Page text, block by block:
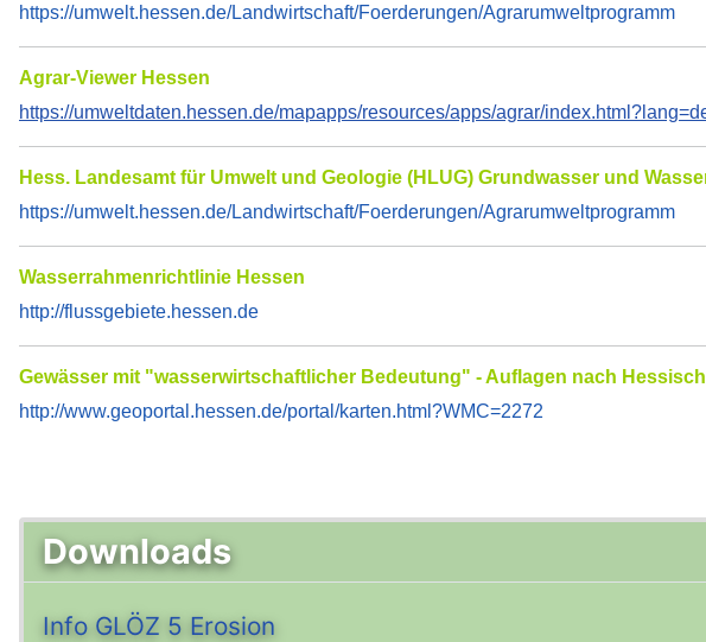
https://umwelt.hessen.de/Landwirtschaft/Foerderungen/Agrarumweltprogramm
Agrar-Viewer Hessen
https://umweltdaten.hessen.de/mapapps/resources/apps/agrar/
Hess. Landesamt für Umwelt und Geologie (HLUG) Grundwasser und
https://umwelt.hessen.de/Landwirtschaft/Foerderungen/Agrarumweltprogramm
Wasserrahmenrichtlinie Hessen
http://flussgebiete.hessen.de
Gewässer mit "wasserwirtschaftlicher Bedeutung" - Auflagen nach
http://www.geoportal.hessen.de/portal/karten.html?WMC=2272
Downloads
Info GLÖZ 5 Erosion